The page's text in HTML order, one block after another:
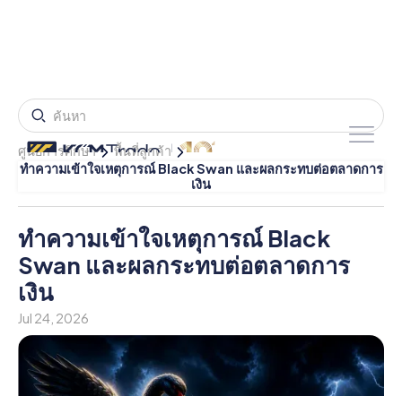
ศูนย์การศึกษา
พื้นที่ลูกค้า
ทําความเข้าใจเหตุการณ์ Black Swan และผลกระทบต่อตลาดการ
เงิน
ทําความเข้าใจเหตุการณ์ Black
Swan และผลกระทบต่อตลาดการ
เงิน
Jul 24, 2026